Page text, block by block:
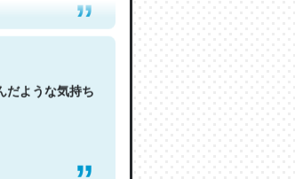
ような気持ち